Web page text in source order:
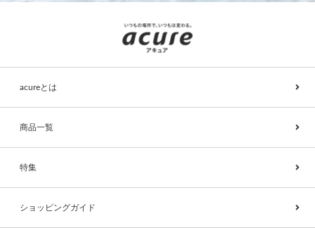
acureとは
商品一覧
特集
ショッピングガイド